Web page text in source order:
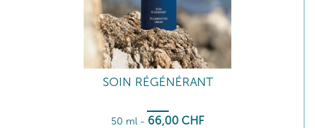
SOIN RÉGÉNÉRANT
50 ml - 66,00 CHF